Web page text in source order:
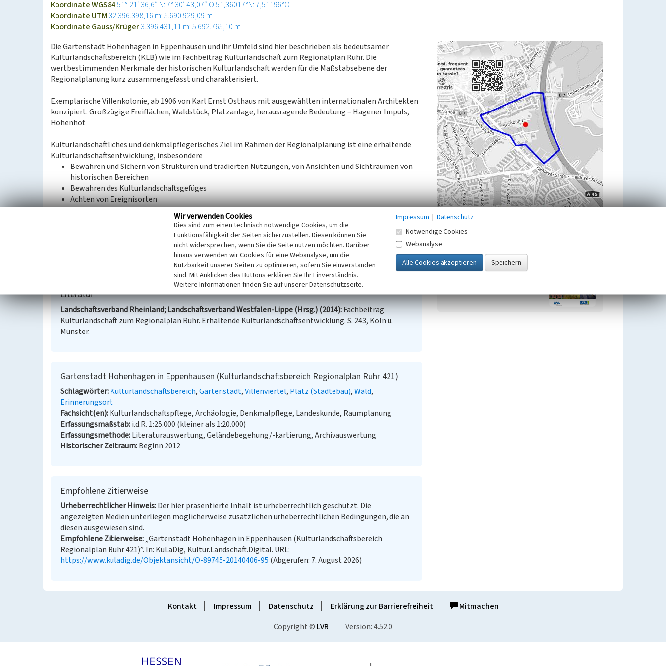
Koordinate WGS8451° 21′ 36,6″ N: 7° 30′ 43,07″ O51,36017°N: 7,51196°O
Koordinate UTM 32.396.398,16 m: 5.690.929,09 m
Koordinate Gauss/Krüger3.396.431,11 m: 5.692.765,10 m
Die Gartenstadt Hohenhagen in Eppenhausen und ihr Umfeld sind hier beschrieben als bedeutsamer
Kulturlandschaftsbereich (KLB) wie im Fachbeitrag Kulturlandschaft zum Regionalplan Ruhr. Die
wertbestimmenden Merkmale der historischen Kulturlandschaft werden für die Maßstabsebene der
Regionalplanung kurz zusammengefasst und charakterisiert.
Exemplarische Villenkolonie, ab 1906 von Karl Ernst Osthaus mit ausgewählten internationalen Architekten
konzipiert. Großzügige Freiflächen, Waldstück, Platzanlage; herausragende Bedeutung – Hagener Impuls,
Hohenhof.
Kulturlandschaftliches und denkmalpflegerisches Ziel im Rahmen der Regionalplanung ist eine erhaltende
Kulturlandschaftsentwicklung, insbesondere
Bewahren und Sichern von Strukturen und tradierten Nutzungen, von Ansichten und Sichträumen von
historischen Bereichen
Bewahren des Kulturlandschaftsgefüges
Achten von Ereignisorten
Aus: Landschaftsverband Rheinland / Landschaftsverband Westfalen-Lippe, Fachbeitrag Kulturlandschaft zum
Fachbeitrag Kulturlandschaft zum Regionalplan Ruhr(Abgerufen: 04.04.2016)
Literatur
Landschaftsverband Rheinland; Landschaftsverband Westfalen-Lippe (Hrsg.) (2014) Fachbeitrag
Kulturlandschaft zum Regionalplan Ruhr. Erhaltende Kulturlandschaftsentwicklung. S. 243, Köln u.
Münster.
Gartenstadt Hohenhagen in Eppenhausen (Kulturlandschaftsbereich Regionalplan Ruhr 421)
Schlagwörter Kulturlandschaftsbereich Gartenstadt Villenviertel Platz (Städtebau) Wald
Erinnerungsort
Fachsicht(en) Kulturlandschaftspflege, Archäologie, Denkmalpflege, Landeskunde, Raumplanung
Erfassungsmaßstab i.d.R. 1:25.000 (kleiner als 1:20.000)
Erfassungsmethode Literaturauswertung, Geländebegehung/-kartierung, Archivauswertung
Historischer Zeitraum Beginn 2012
Empfohlene Zitierweise
Urheberrechtlicher Hinweis Der hier präsentierte Inhalt ist urheberrechtlich geschützt. Die
angezeigten Medien unterliegen möglicherweise zusätzlichen urheberrechtlichen Bedingungen, die an
diesen ausgewiesen sind.
Empfohlene Zitierweise „Gartenstadt Hohenhagen in Eppenhausen (Kulturlandschaftsbereich
Regionalplan Ruhr 421)”. In: KuLaDig, Kultur.Landschaft.Digital. URL:
https://www.kuladig.de/Objektansicht/O-89745-20140406-95 (Abgerufen: 7. August 2026)
Zugehörig zu
Kulturlandschaftsbereiche (KLBs)
im Geltungsbereich des
Regionalplans Ruhr in der
Kontakt Impressum Datenschutz Erklärung zur Barrierefreiheit
Mitmachen
Copyright © LVR Version: 4.52.0
Wir verwenden Cookies
Dies sind zum einen technisch notwendige Cookies, um die
Funktionsfähigkeit der Seiten sicherzustellen. Diesen können Sie
nicht widersprechen, wenn Sie die Seite nutzen möchten. Darüber
hinaus verwenden wir Cookies für eine Webanalyse, um die
Nutzbarkeit unserer Seiten zu optimieren, sofern Sie einverstanden
sind. Mit Anklicken des Buttons erklären Sie Ihr Einverständnis.
Weitere Informationen finden Sie auf unserer Datenschutzseite.
Impressum | Datenschutz
Notwendige Cookies
Webanalyse